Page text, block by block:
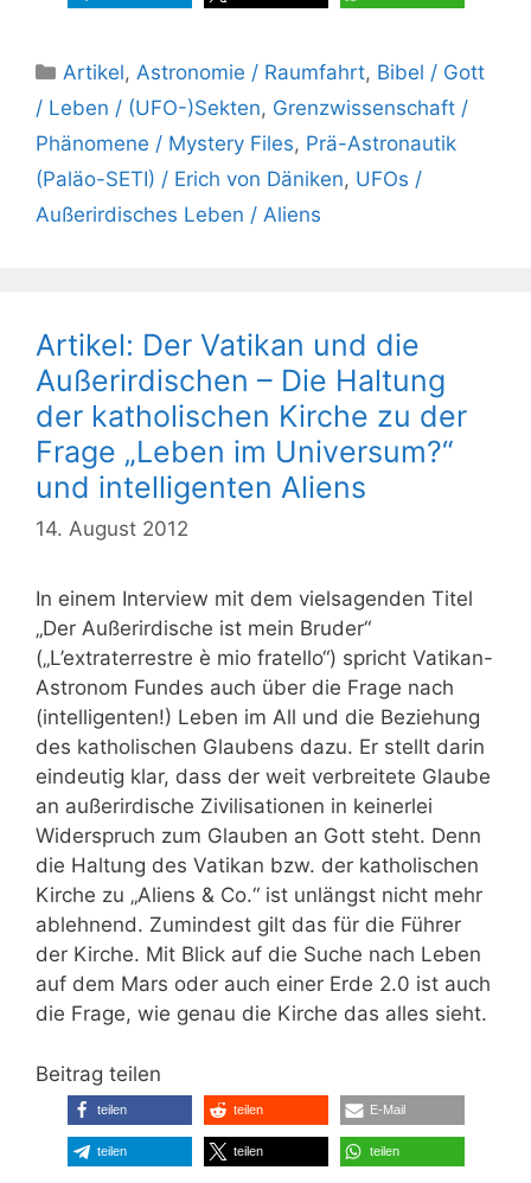
Kategorien
Artikel, Astronomie / Raumfahrt, Bibel / Gott
/ Leben / (UFO-)Sekten, Grenzwissenschaft /
Phänomene / Mystery Files, Prä-Astronautik
(Paläo-SETI) / Erich von Däniken, UFOs /
Außerirdisches Leben / Aliens
Artikel: Der Vatikan und die
Außerirdischen – Die Haltung
der katholischen Kirche zu der
Frage „Leben im Universum?“
und intelligenten Aliens
14. August 2012
In einem Interview mit dem vielsagenden Titel
„Der Außerirdische ist mein Bruder“
(„L’extraterrestre è mio fratello“) spricht Vatikan-
Astronom Fundes auch über die Frage nach
(intelligenten!) Leben im All und die Beziehung
des katholischen Glaubens dazu. Er stellt darin
eindeutig klar, dass der weit verbreitete Glaube
an außerirdische Zivilisationen in keinerlei
Widerspruch zum Glauben an Gott steht. Denn
die Haltung des Vatikan bzw. der katholischen
Kirche zu „Aliens & Co.“ ist unlängst nicht mehr
ablehnend. Zumindest gilt das für die Führer
der Kirche. Mit Blick auf die Suche nach Leben
auf dem Mars oder auch einer Erde 2.0 ist auch
die Frage, wie genau die Kirche das alles sieht.
Beitrag teilen
teilen teilen E-Mail
teilen teilen teilen